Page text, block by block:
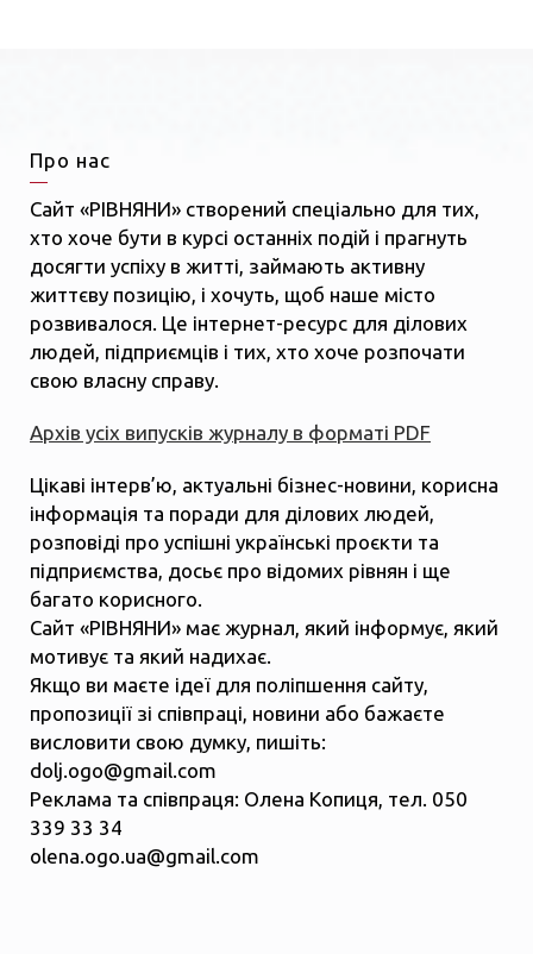
Про нас
Сайт «РІВНЯНИ» створений спеціально для тих,
хто хоче бути в курсі останніх подій і прагнуть
досягти успіху в житті, займають активну
життєву позицію, і хочуть, щоб наше місто
розвивалося. Це інтернет-ресурс для ділових
людей, підприємців і тих, хто хоче розпочати
свою власну справу.
Архів усіх випусків журналу в форматі PDF
Цікаві інтерв’ю, актуальні бізнес-новини, корисна
інформація та поради для ділових людей,
розповіді про успішні українські проєкти та
підприємства, досьє про відомих рівнян і ще
багато корисного.
Сайт «РІВНЯНИ» має журнал, який інформує, який
мотивує та який надихає.
Якщо ви маєте ідеї для поліпшення сайту,
пропозиції зі співпраці, новини або бажаєте
висловити свою думку, пишіть:
dolj.ogo@gmail.com
Реклама та співпраця: Олена Копиця, тел. 050
339 33 34
olena.ogo.ua@gmail.com